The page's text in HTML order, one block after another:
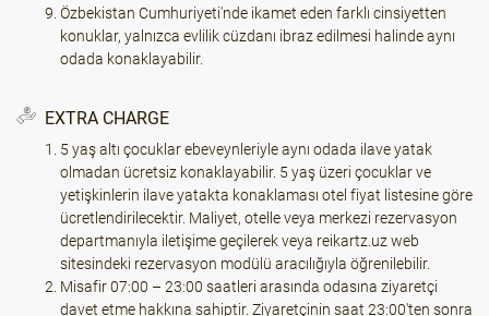
Özbekistan Cumhuriyeti'nde ikamet eden farklı cinsiyetten
konuklar, yalnızca evlilik cüzdanı ibraz edilmesi halinde aynı
odada konaklayabilir.
EXTRA CHARGE
5 yaş altı çocuklar ebeveynleriyle aynı odada ilave yatak
olmadan ücretsiz konaklayabilir. 5 yaş üzeri çocuklar ve
yetişkinlerin ilave yatakta konaklaması otel fiyat listesine göre
ücretlendirilecektir. Maliyet, otelle veya merkezi rezervasyon
departmanıyla iletişime geçilerek veya reikartz.uz web
sitesindeki rezervasyon modülü aracılığıyla öğrenilebilir.
Misafir 07:00 – 23:00 saatleri arasında odasına ziyaretçi
davet etme hakkına sahiptir. Ziyaretçinin saat 23:00'ten sonra